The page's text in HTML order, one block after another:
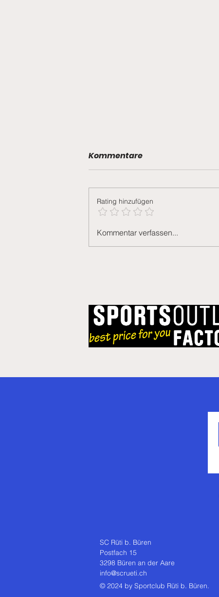
Generalversammlung
2026
Kommentare
Rating hinzufügen
Kommentar verfassen...
SC Rüti b. Büren
Postfach 15
3298 Büren an der Aare
info@scrueti.ch
© 2024 by Sportclub Rüti b. Büren.